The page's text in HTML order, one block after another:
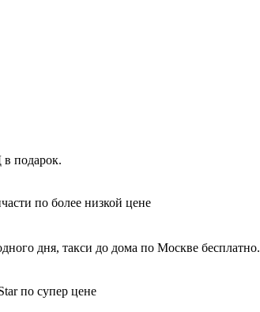
подарок.
по более низкой цене
дня, такси до дома по Москве бесплатно.
по супер цене